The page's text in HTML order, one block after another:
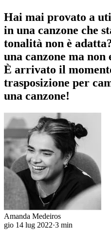
Hai mai provato a
in una canzone che
tonalità non è
una canzone ma
È arrivato il
trasposizione per
una canzone!
Amanda Medeiros
gio 14 lug 2022·3 min